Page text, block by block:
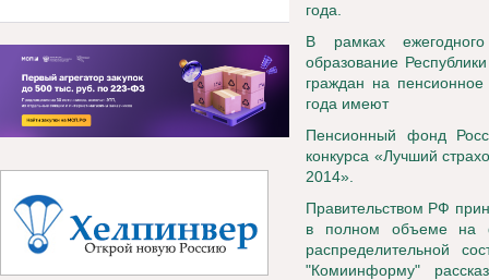
года.
В рамках ежегодного
образование
граждан на
года имеют
Пенсионный фонд
конкурса «Лучший
2014».
Правительством РФ
в полном объеме на
распределительной
"Комиинформу"